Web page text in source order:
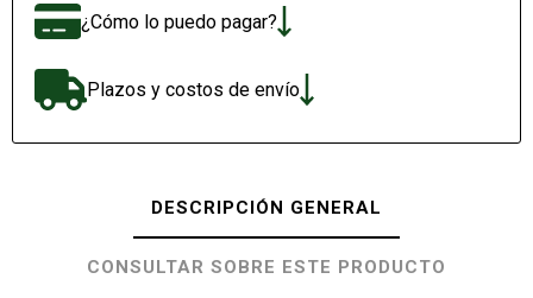
¿Cómo lo puedo pagar?
Plazos y costos de envío
DESCRIPCIÓN GENERAL
CONSULTAR SOBRE ESTE PRODUCTO